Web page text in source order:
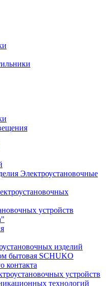
Электроустановочные
устройств
изделий
бытовая SCHUKO
контакта
устройств
технологий